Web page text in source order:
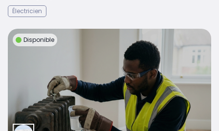
Électricien
Disponible